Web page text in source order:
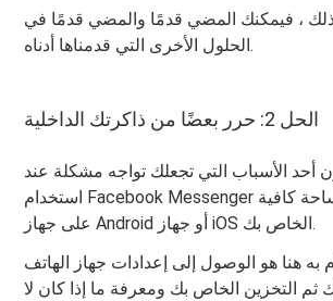
كذلك ، فيمكنك المضي قدمًا والمضي قدمًا في
الحلول الأخرى التي قدمناها أدناه.
الحل 2: حرر بعضًا من ذاكرتك الداخلية
أحد الأسباب التي تجعلك تواجه مشكلة عند
استخدام Facebook Messenger هو عدم ترك مساحة كافية
على جهاز Android أو جهاز iOS الخاص بك.
به هنا هو الوصول إلى إعدادات جهاز الهاتف
ثم التخزين الخاص بك ومعرفة ما إذا كان لا